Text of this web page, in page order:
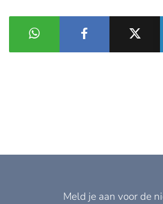
Meld je aan voor de